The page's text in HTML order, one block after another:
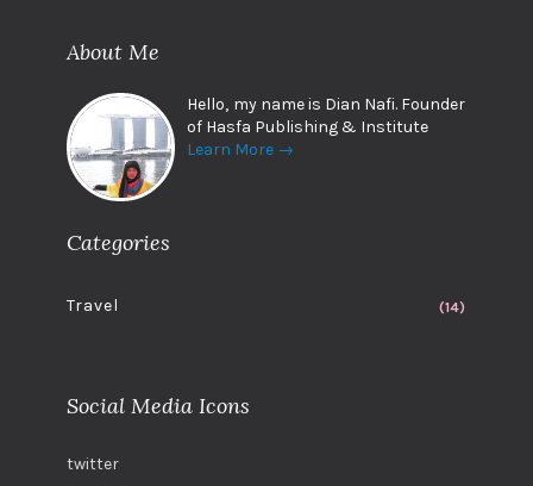
About Me
Hello, my name is Dian Nafi. Founder
of Hasfa Publishing & Institute
Learn More →
Categories
Travel (14)
Social Media Icons
twitter